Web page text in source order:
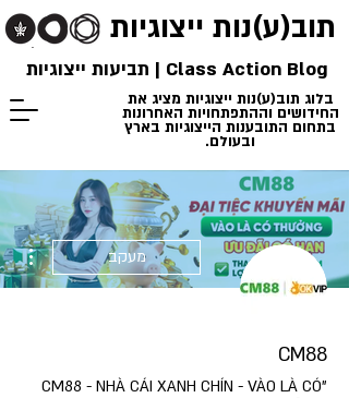
תוב(ע)נות ייצוגיות
בלוג תוב(ע)נות ייצוגיות מציג את
החידושים וההתפתחויות האחרונות
בתחום התובענות הייצוגיות בארץ
ובעולם.
Class Action Blog | תביעות ייצוגיות
מעקב
CM88
"CM88 - NHÀ CÁI XANH CHÍN - VÀO LÀ CÓ